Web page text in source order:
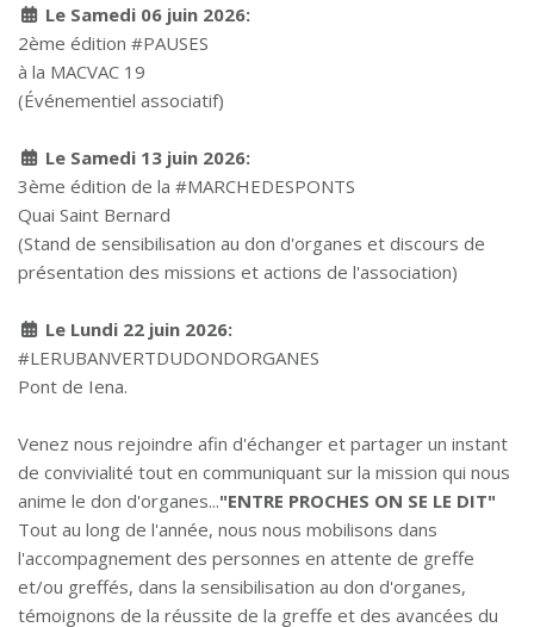
Le Samedi 06 juin 2026:
2ème édition #PAUSES
à la MACVAC 19
(Événementiel associatif)
Le Samedi 13 juin 2026:
3ème édition de la #MARCHEDESPONTS
Quai Saint Bernard
(Stand de sensibilisation au don d'organes et discours de
présentation des missions et actions de l'association)
Le Lundi 22 juin 2026:
#LERUBANVERTDUDONDORGANES
Pont de Iena.
Venez nous rejoindre afin d'échanger et partager un instant
de convivialité tout en communiquant sur la mission qui nous
anime le don d'organes..."ENTRE PROCHES ON SE LE DIT"
Tout au long de l'année, nous nous mobilisons dans
l'accompagnement des personnes en attente de greffe
et/ou greffés, dans la sensibilisation au don d'organes,
témoignons de la réussite de la greffe et des avancées du